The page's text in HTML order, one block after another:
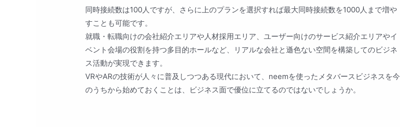
同時接続数は100人ですが、さらに上のプランを選択すれば最大同時接続数を1000人まで増や
すことも可能です。
就職・転職向けの会社紹介エリアや人材採用エリア、ユーザー向けのサービス紹介エリアやイ
ベント会場の役割を持つ多目的ホールなど、リアルな会社と遜色ない空間を構築してのビジネ
ス活動が実現できます。
VRやARの技術が人々に普及しつつある現代において、neemを使ったメタバースビジネスを今
のうちから始めておくことは、ビジネス面で優位に立てるのではないでしょうか。